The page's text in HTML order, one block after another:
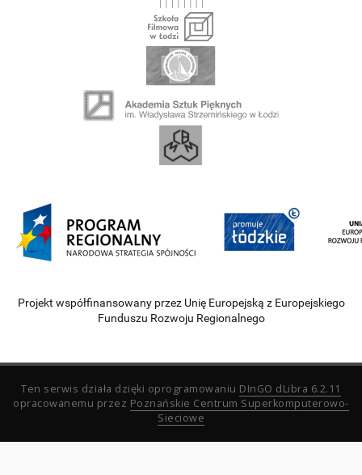
Projekt współfinansowany przez Unię Europejską z Europejskiego
Funduszu Rozwoju Regionalnego
Ten serwis działa dzięki oprogramowaniu DInGO dLibra 6.2.11
opracowanemu przez Poznańskie Centrum Superkomputerowo-
Sieciowe